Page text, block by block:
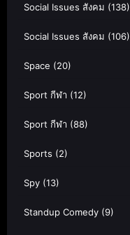
Social Issues สังคม (138)
Social Issues สังคม (106)
Space (20)
Sport กีฬา (12)
Sport กีฬา (88)
Sports (2)
Spy (13)
Standup Comedy (9)